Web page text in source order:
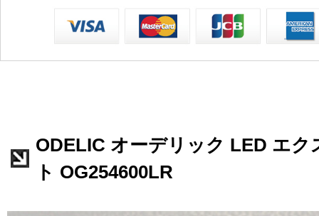
ODELIC オーデリック LED エク
ト OG254600LR